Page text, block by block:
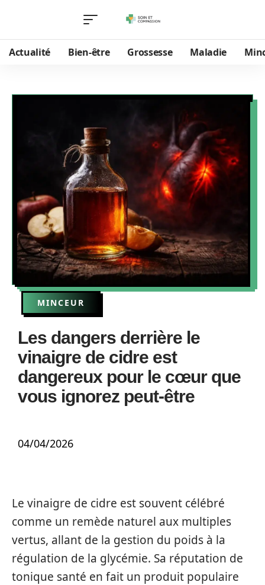
Actualité Bien-être Grossesse Maladie
MINCEUR
Les dangers derrière le
vinaigre de cidre est
dangereux pour le cœur que
vous ignorez peut-être
04/04/2026
Le vinaigre de cidre est souvent célébré
comme un remède naturel aux multiples
vertus, allant de la gestion du poids à la
régulation de la glycémie. Sa réputation de
tonique santé en fait un produit populaire